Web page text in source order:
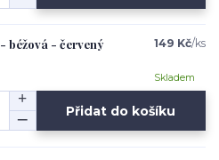
béžová - červený
149 Kč/ks
Skladem
Přidat do košíku